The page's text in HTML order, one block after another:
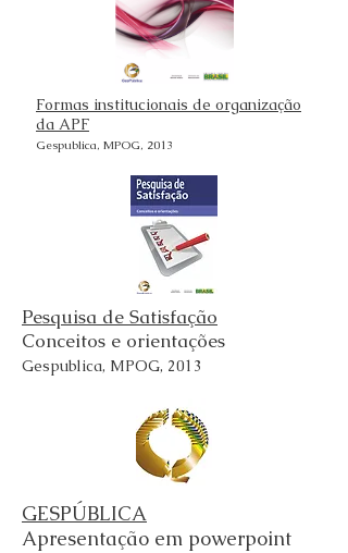
Formas institucionais de organização
da APF
Gespublica, MPOG, 2013
Pesquisa de Satisfação
Conceitos e orientações
Gespublica, MPOG, 2013
GESPÚBLICA
Apresentação em powerpoint